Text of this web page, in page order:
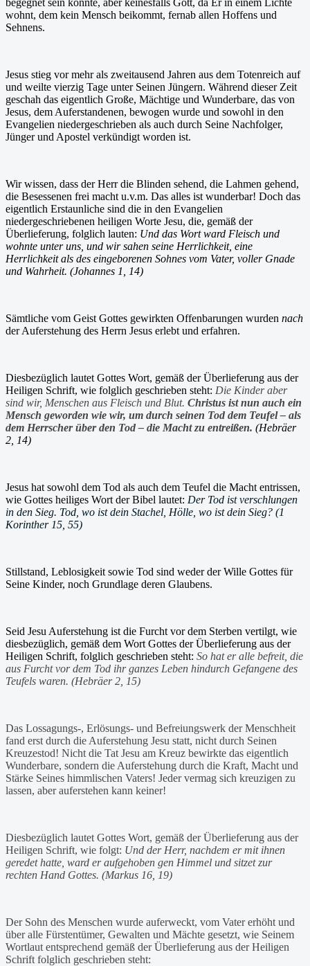
wohnt, dem kein Mensch beikommt, fernab allen Hoffens und
Sehnens.
Jesus stieg vor mehr als zweitausend Jahren aus dem Totenreich auf
und weilte vierzig Tage unter Seinen Jüngern. Während dieser Zeit
geschah das eigentlich Große, Mächtige und Wunderbare, das von
Jesus, dem Auferstandenen, bewogen wurde und sowohl in den
Evangelien niedergeschrieben als auch durch Seine Nachfolger,
Jünger und Apostel verkündigt worden ist.
Wir wissen, dass der Herr die Blinden sehend, die Lahmen gehend,
die Besessenen frei macht u.v.m. Das alles ist wunderbar! Doch das
eigentlich Erstaunliche sind die in den Evangelien
niedergeschriebenen heiligen Worte Jesu, die, gemäß der
Überlieferung, folglich lauten: Und das Wort ward Fleisch und
wohnte unter uns, und wir sahen seine Herrlichkeit, eine
Herrlichkeit als des eingeborenen Sohnes vom Vater, voller Gnade
und Wahrheit. (Johannes 1, 14)
Sämtliche vom Geist Gottes gewirkten Offenbarungen wurden nach
der Auferstehung des Herrn Jesus erlebt und erfahren.
Diesbezüglich lautet Gottes Wort, gemäß der Überlieferung aus der
Heiligen Schrift, wie folglich geschrieben steht: Die Kinder aber
sind wir, Menschen aus Fleisch und Blut. Christus ist nun auch ein
Mensch geworden wie wir, um durch seinen Tod dem Teufel – als
dem Herrscher über den Tod – die Macht zu entreißen. (Hebräer
2, 14)
Jesus hat sowohl dem Tod als auch dem Teufel die Macht entrissen,
wie Gottes heiliges Wort der Bibel lautet: Der Tod ist verschlungen
in den Sieg. Tod, wo ist dein Stachel, Hölle, wo ist dein Sieg? (1
Korinther 15, 55)
Stillstand, Leblosigkeit sowie Tod sind weder der Wille Gottes für
Seine Kinder, noch Grundlage deren Glaubens.
Seid Jesu Auferstehung ist die Furcht vor dem Sterben vertilgt, wie
diesbezüglich, gemäß dem Wort Gottes der Überlieferung aus der
Heiligen Schrift, folglich geschrieben steht: So hat er alle befreit, die
aus Furcht vor dem Tod ihr ganzes Leben hindurch Gefangene des
Teufels waren. (Hebräer 2, 15)
Das Lossagungs-, Erlösungs- und Befreiungswerk der Menschheit
fand erst durch die Auferstehung Jesu statt, nicht durch Seinen
Kreuzestod! Nicht die Tat Jesu am Kreuz bewirkte das eigentlich
Wunderbare, sondern die Auferstehung durch die Kraft, Macht und
Stärke Seines himmlischen Vaters! Jeder vermag sich kreuzigen zu
lassen, aber auferstehen kann keiner!
Diesbezüglich lautet Gottes Wort, gemäß der Überlieferung aus der
Heiligen Schrift, wie folgt: Und der Herr, nachdem er mit ihnen
geredet hatte, ward er aufgehoben gen Himmel und sitzet zur
rechten Hand Gottes. (Markus 16, 19)
Der Sohn des Menschen wurde auferweckt, vom Vater erhöht und
über alle Fürstentümer, Gewalten und Mächte gesetzt, wie Seinem
Wortlaut entsprechend gemäß der Überlieferung aus der Heiligen
Schrift folglich geschrieben steht: